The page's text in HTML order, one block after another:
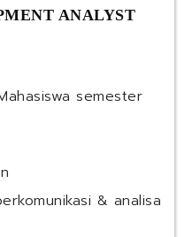
ANALYST
semester
& analisa